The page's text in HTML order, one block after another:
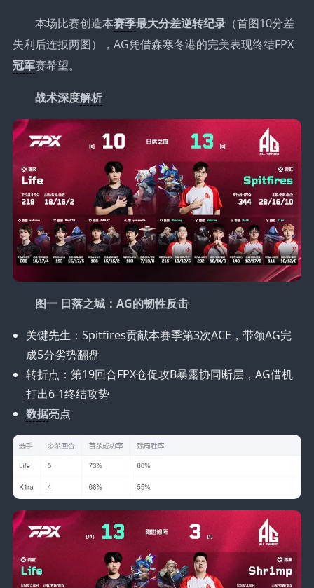
本场比赛创造本赛季最大分差逆转纪录（首图10分差
失利后连扳两图），AG凭借森寒冬港的完美表现终结FPX
冠军赛希望。
战术深度解析
图一 日落之城：AG的韧性反击
关键先生：Spitfires贡献本赛季第3次ACE，带领AG完
成5分劣势翻盘
转折点：第19回合FPX仓促攻B暴露协同断层，AG借机
打出6-1终结攻势
数据亮点